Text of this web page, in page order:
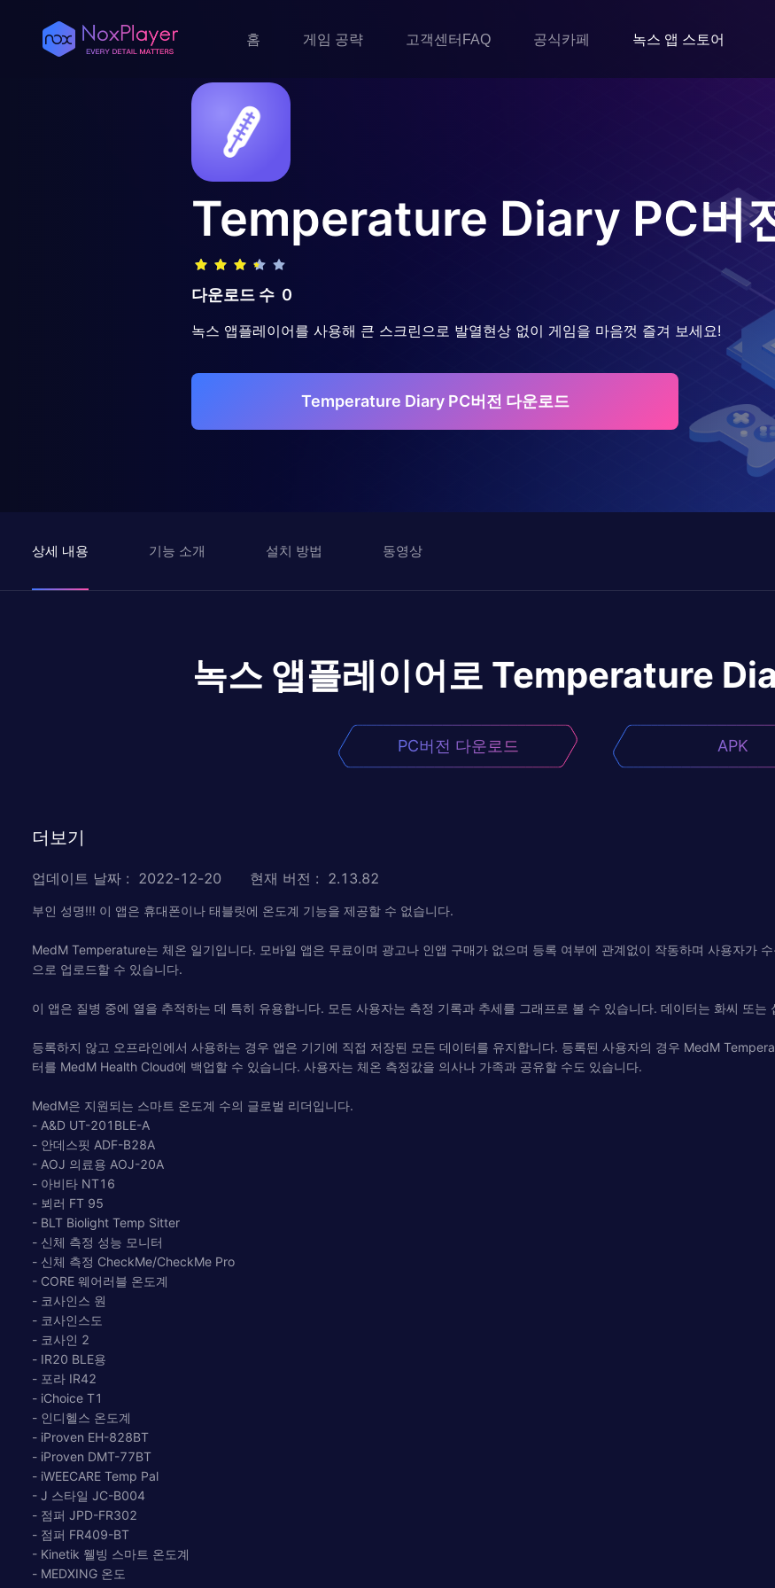
홈 게임 공략 고객센터FAQ 공식카페 녹스 앱 스토어
Temperature Diary PC버
다운로드 수 0
녹스 앱플레이어를 사용해 큰 스크린으로 발열현상 없이 게임을 마음껏 즐겨 보세요!
Temperature Diary PC버전 다운로드
상세 내용 기능 소개 설치 방법 동영상
녹스 앱플레이어로 Temperature
PC버전 다운로드 APK
더보기
업데이트 날짜 : 2022-12-20 현재 버전 : 2.13.82
부인 성명!!! 이 앱은 휴대폰이나 태블릿에 온도계 기능을 제공할 수 없습니다.
MedM Temperature는 체온 일기입니다. 모바일 앱은 무료이며 광고나 인앱 구매가 없으며 등록 여부에 관계없이 작동하며 사용자가
으로 업로드할 수 있습니다.
이 앱은 질병 중에 열을 추적하는 데 특히 유용합니다. 모든 사용자는 측정 기록과 추세를 그래프로 볼 수 있습니다. 데이터는 화씨 또는
등록하지 않고 오프라인에서 사용하는 경우 앱은 기기에 직접 저장된 모든 데이터를 유지합니다. 등록된 사용자의 경우 MedM
터를 MedM Health Cloud에 백업할 수 있습니다. 사용자는 체온 측정값을 의사나 가족과 공유할 수도 있습니다.
MedM은 지원되는 스마트 온도계 수의 글로벌 리더입니다.
- A&D UT-201BLE-A
- 안데스핏 ADF-B28A
- AOJ 의료용 AOJ-20A
- 아비타 NT16
- 뵈러 FT 95
- BLT Biolight Temp Sitter
- 신체 측정 성능 모니터
- 신체 측정 CheckMe/CheckMe Pro
- CORE 웨어러블 온도계
- 코사인스 원
- 코사인스도
- 코사인 2
- IR20 BLE용
- 포라 IR42
- iChoice T1
- 인디헬스 온도계
- iProven EH-828BT
- iProven DMT-77BT
- iWEECARE Temp Pal
- J 스타일 JC-B004
- 점퍼 JPD-FR302
- 점퍼 FR409-BT
- Kinetik 웰빙 스마트 온도계
- MEDXING 온도